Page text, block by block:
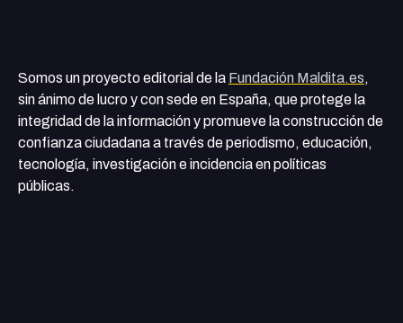
Somos un proyecto editorial de la Fundación Maldita.es,
sin ánimo de lucro y con sede en España, que protege la
integridad de la información y promueve la construcción de
confianza ciudadana a través de periodismo, educación,
tecnología, investigación e incidencia en políticas
públicas.